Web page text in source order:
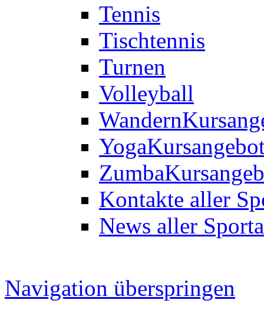
Tennis
Tischtennis
Turnen
Volleyball
Wandern
Yoga
Zumba
Kontakte aller
News aller
Navigation überspringen